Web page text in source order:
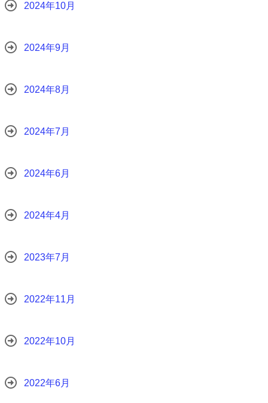
2024年10月
2024年9月
2024年8月
2024年7月
2024年6月
2024年4月
2023年7月
2022年11月
2022年10月
2022年6月